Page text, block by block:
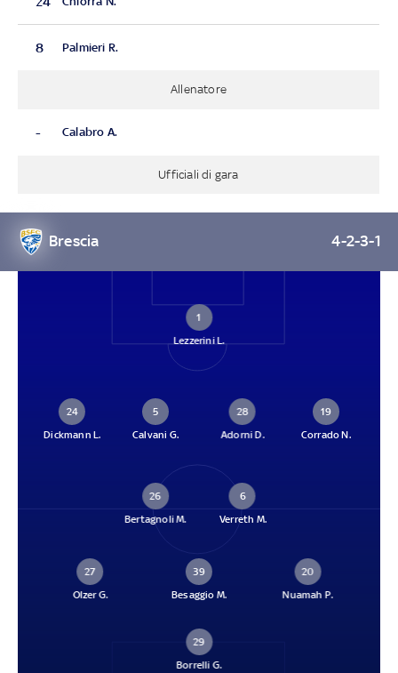
8 Palmieri R.
Allenatore
- Calabro A.
Ufficiali di gara
Brescia 4-2-3-1
1
Lezzerini L.
24
Dickmann L.
5
Calvani G.
28
Adorni D.
19
Corrado N.
26
Bertagnoli M.
6
Verreth M.
27
Olzer G.
39
Besaggio M.
20
Nuamah P.
29
Borrelli G.